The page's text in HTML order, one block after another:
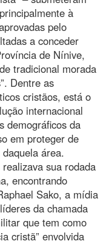
à
pelo
a conceder
de Nínive,
tradicional morada
Dentre as
cristãos, está o
internacional
demográficos da
em proteger de
área.
sua rodada
encontrando
Sako, a mídia
da chamada
que tem como
cristã” envolvida